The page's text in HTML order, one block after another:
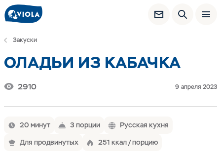
Закуски
ОЛАДЬИ ИЗ КАБАЧКА
2910 9 апреля 2023
20 минут 3 порции
Русская кухня
Для продвинутых
251 ккал / порцию